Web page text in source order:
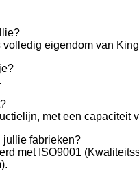
eigendom van
met een capaciteit
jullie fabrieken?
met ISO9001